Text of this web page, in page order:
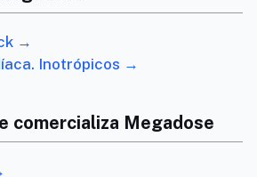
→
Inotrópicos →
comercializa Megadose